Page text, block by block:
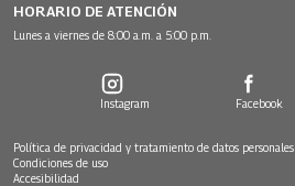
HORARIO DE ATENCIÓN
Lunes a viernes de 8:00 a.m. a 5:00 p.m.
Instagram Facebook
Política de privacidad y tratamiento de datos personales
Condiciones de uso
Accesibilidad